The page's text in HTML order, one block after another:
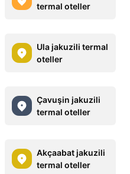
termal oteller
Ula jakuzili termal
oteller
Çavuşin jakuzili
termal oteller
Akçaabat jakuzili
termal oteller